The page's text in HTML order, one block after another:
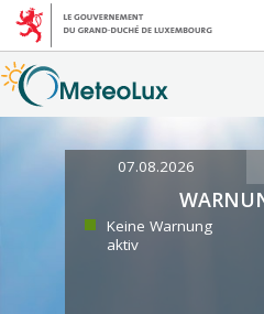
07.08.2026
Keine Warnung
aktiv